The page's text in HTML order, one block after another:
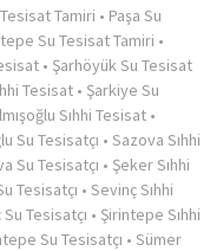
Tamiri • Paşa Su
Su Tesisat Tamiri •
• Şarhöyük Su Tesisat
Tesisat • Şarkiye Su
Sıhhi Tesisat •
Su Tesisatçı • Sazova Sıhhi
Su Tesisatçı • Şeker Sıhhi
Tesisatçı • Sevinç Sıhhi
Tesisatçı • Şirintepe Sıhhi
Su Tesisatçı • Sümer